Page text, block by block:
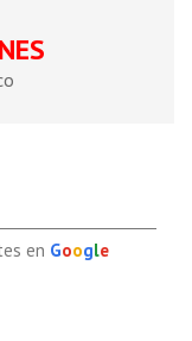
en Google